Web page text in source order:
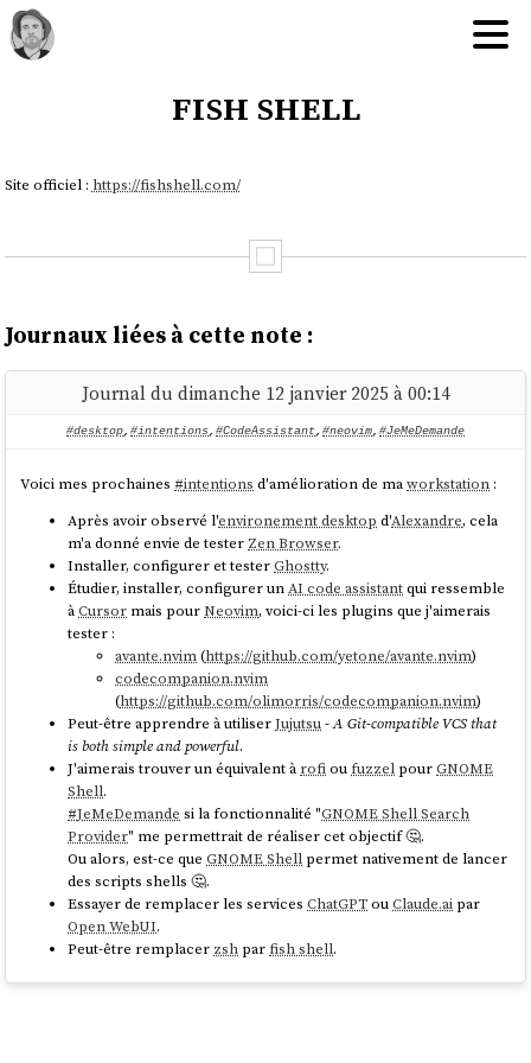
fish shell
Site officiel : https://fishshell.com/
Journaux liées à cette note :
Journal du dimanche 12 janvier 2025 à 00:14
#desktop, #intentions, #CodeAssistant, #neovim, #JeMeDemande
Voici mes prochaines #intentions d'amélioration de maworkstation :
Après avoir observé l'environement desktop d'Alexandre, cela
m'a donné envie de tester Zen Browser.
Installer, configurer et testerGhostty.
Étudier, installer, configurer unAI code assistantqui ressemble
àCursor mais pourNeovim, voici-ci les plugins que j'aimerais
tester :
avante.nvim(https://github.com/yetone/avante.nvim)
codecompanion.nvim
(https://github.com/olimorris/codecompanion.nvim)
Peut-être apprendre à utiliserJujutsu-A Git-compatible VCS that
is both simple and powerful.
J'aimerais trouver un équivalent à rofioufuzzel pourGNOME
Shell.
#JeMeDemande si la fonctionnalité "GNOME Shell Search
Provider" me permettrait de réaliser cet objectif 🤔.
Ou alors, est-ce queGNOME Shell permet nativement de lancer
des scripts shells 🤔.
Essayer de remplacer les servicesChatGPTouClaude.ai par
Open WebUI.
Peut-être remplacer zsh parfish shell.